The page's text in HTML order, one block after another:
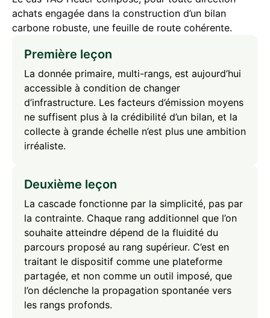
achats engagée dans la construction d’un bilan
carbone robuste, une feuille de route cohérente.
Première leçon
La donnée primaire, multi-rangs, est aujourd’hui
accessible à condition de changer
d’infrastructure. Les facteurs d’émission moyens
ne suffisent plus à la crédibilité d’un bilan, et la
collecte à grande échelle n’est plus une ambition
irréaliste.
Deuxième leçon
La cascade fonctionne par la simplicité, pas par
la contrainte. Chaque rang additionnel que l’on
souhaite atteindre dépend de la fluidité du
parcours proposé au rang supérieur. C’est en
traitant le dispositif comme une plateforme
partagée, et non comme un outil imposé, que
l’on déclenche la propagation spontanée vers
les rangs profonds.